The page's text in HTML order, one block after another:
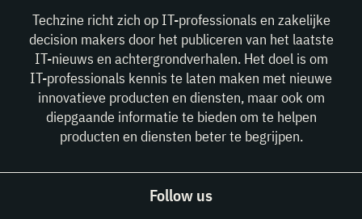
Techzine richt zich op IT-professionals en zakelijke
decision makers door het publiceren van het laatste
IT-nieuws en achtergrondverhalen. Het doel is om
IT-professionals kennis te laten maken met nieuwe
innovatieve producten en diensten, maar ook om
diepgaande informatie te bieden om te helpen
producten en diensten beter te begrijpen.
Follow us